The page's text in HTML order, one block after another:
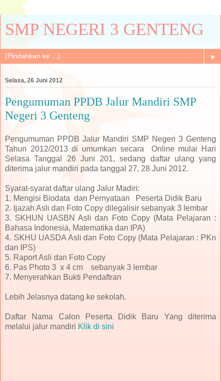
SMP NEGERI 3 GENTENG
▼
Selasa, 26 Juni 2012
Pengumuman PPDB Jalur Mandiri SMP
Negeri 3 Genteng
Pengumuman PPDB Jalur Mandiri SMP Negeri 3 Genteng
Tahun 2012/2013 di umumkan secara Online mulai Hari
Selasa Tanggal 26 Juni 201, sedang daftar ulang yang
diterima jalur mandiri pada tanggal 27, 28 Juni 2012.
Syarat-syarat daftar ulang Jalur Madiri:
1. Mengisi Biodata dan Pernyataan Peserta Didik Baru
2. Ijazah Asli dan Foto Copy dilegalisir sebanyak 3 lembar
3. SKHUN UASBN Asli dan Foto Copy (Mata Pelajaran :
Bahasa Indonesia, Matematika dan IPA)
4. SKHU UASDA Asli dan Foto Copy (Mata Pelajaran : PKn
dan IPS)
5. Raport Asli dan Foto Copy
6. Pas Photo 3 x 4 cm sebanyak 3 lembar
7. Menyerahkan Bukti Pendaftran
Lebih Jelasnya datang ke sekolah.
Daftar Nama Calon Peserta Didik Baru Yang diterima
melalui jalur mandiri Klik di sini